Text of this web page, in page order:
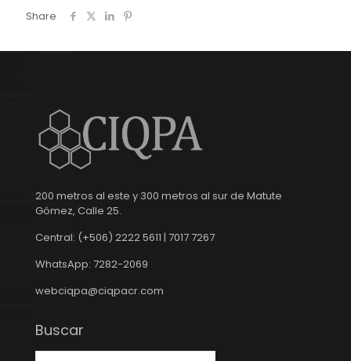
Share
200 metros al este y 300 metros al sur de Matute
Gómez, Calle 25.
Central: (+506) 2222 5611 | 7017 7267
WhatsApp: 7282-2069
webciqpa@ciqpacr.com
Buscar